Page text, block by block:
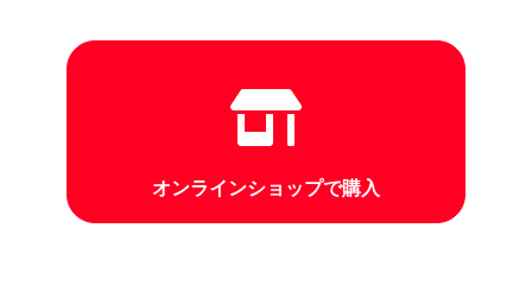
オンラインショップで購入